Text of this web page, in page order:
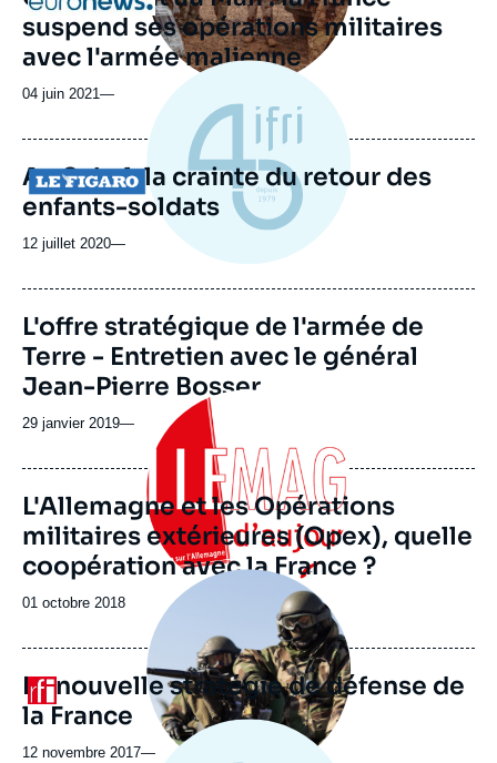
suspend ses opérations militaires
avec l'armée malienne
04 juin 2021—
Logo
Au Sahel, la crainte du retour des
enfants-soldats
12 juillet 2020—
L'offre stratégique de l'armée de
Terre - Entretien avec le général
Jean-Pierre Bosser
29 janvier 2019—
Image
principale
L'Allemagne et les Opérations
militaires extérieures (Opex), quelle
coopération avec la France ?
Date
publication
01 octobre 2018
Logo
Image
principale
médiatique
La nouvelle stratégie de défense de
la France
12 novembre 2017—